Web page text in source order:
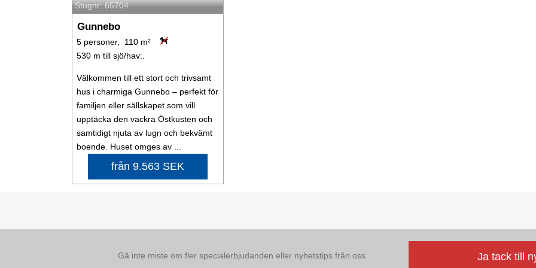
Stugnr: 65704
Gunnebo
5 personer, 110 m²
530 m till sjö/hav:.
Välkommen till ett stort och trivsamt
hus i charmiga Gunnebo – perfekt för
familjen eller sällskapet som vill
upptäcka den vackra Östkusten och
samtidigt njuta av lugn och bekvämt
boende. Huset omges av ...
från 9.563 SEK
Gå inte miste om fler specialerbjudanden eller nyhetstips från oss. Ja tack till